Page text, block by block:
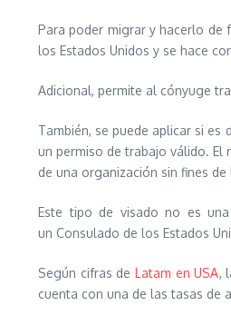
Para poder migrar y hacerlo de
los Estados Unidos y se hace
Adicional, permite al cónyuge
También, se puede aplicar si
un permiso de trabajo válido. El
de una organización sin fines de
Este tipo de visado no es
un Consulado de los Estados
Según cifras de Latam en USA,
cuenta con una de las tasas de